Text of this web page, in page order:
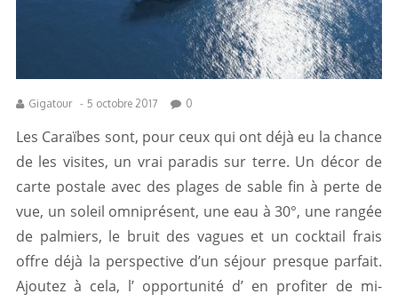
Gigatour - 5 octobre 2017 0
Les Caraïbes sont, pour ceux qui ont déjà eu la chance
de les visites, un vrai paradis sur terre. Un décor de
carte postale avec des plages de sable fin à perte de
vue, un soleil omniprésent, une eau à 30°, une rangée
de palmiers, le bruit des vagues et un cocktail frais
offre déjà la perspective d’un séjour presque parfait.
Ajoutez à cela, l’ opportunité d’ en profiter de mi-